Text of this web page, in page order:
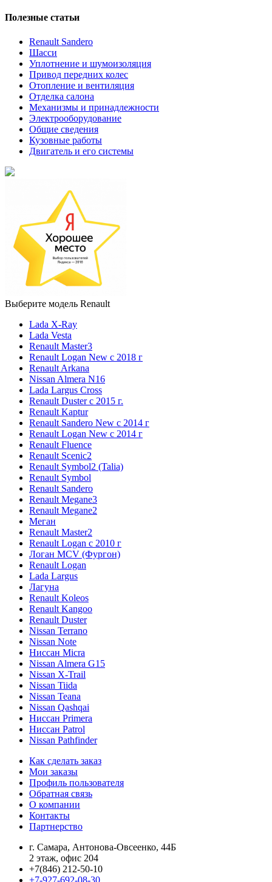
Полезные статьи
Renault Sandero
Шасси
Уплотнение и шумоизоляция
Привод передних колес
Отопление и вентиляция
Отделка салона
Механизмы и принадлежности
Электрооборудование
Общие сведения
Кузовные работы
Двигатель и его системы
Выберите модель Renault
Lada X-Ray
Lada Vesta
Renault Master3
Renault Logan New с 2018 г
Renault Arkana
Nissan Almera N16
Lada Largus Cross
Renault Duster с 2015 г.
Renault Kaptur
Renault Sandero New с 2014 г
Renault Logan New с 2014 г
Renault Fluence
Renault Scenic2
Renault Symbol2 (Talia)
Renault Symbol
Renault Sandero
Renault Megane3
Renault Megane2
Меган
Renault Master2
Renault Logan c 2010 г
Логан МСV (Фургон)
Renault Logan
Lada Largus
Лагуна
Renault Koleos
Renault Kangoo
Renault Duster
Nissan Terrano
Nissan Note
Ниссан Micra
Nissan Almera G15
Nissan X-Trail
Nissan Tiida
Nissan Teana
Nissan Qashqai
Ниссан Primera
Ниссан Patrol
Nissan Pathfinder
Как сделать заказ
Мои заказы
Профиль пользователя
Обратная связь
О компании
Контакты
Партнерство
г. Самара, Антонова-Овсеенко, 44Б
2 этаж, офис 204
+7(846) 212-50-10